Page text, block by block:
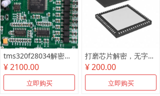
tms320f28034解密尾款
¥ 2100.00
立即购买
打磨芯片解密，无字芯片破解
¥ 200.00
立即购买